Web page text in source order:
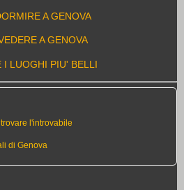
A GENOVA
A GENOVA
I LUOGHI PIU' BELLI
l'introvabile
di Genova